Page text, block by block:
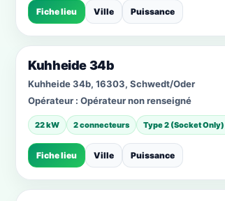
Fiche lieu Ville Puissance
Kuhheide 34b
Kuhheide 34b, 16303, Schwedt/Oder
Opérateur : Opérateur non renseigné
22 kW 2 connecteurs Type 2 (Socket
Fiche lieu Ville Puissance